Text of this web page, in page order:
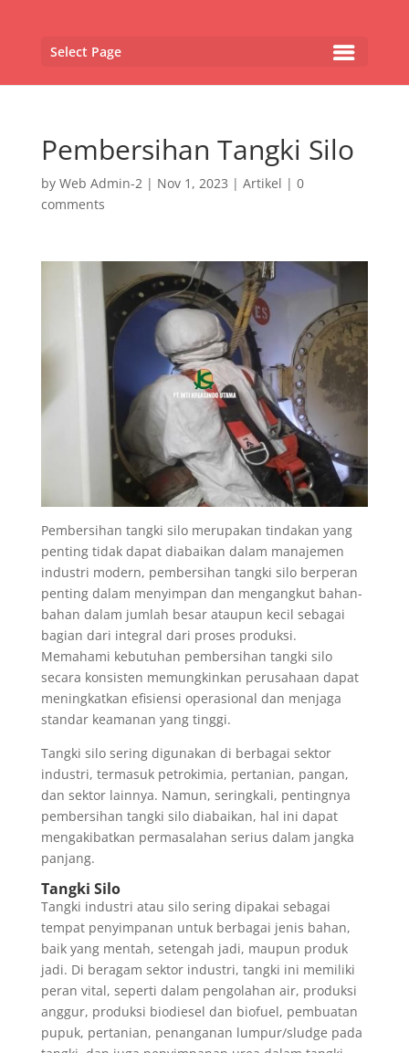
Select Page
Pembersihan Tangki Silo
by Web Admin-2| Nov 1, 2023 | Artikel | 0
comments
Pembersihan tangki silo merupakan tindakan yang
penting tidak dapat diabaikan dalam manajemen
industri modern, pembersihan tangki silo berperan
penting dalam menyimpan dan mengangkut bahan-
bahan dalam jumlah besar ataupun kecil sebagai
bagian dari integral dari proses produksi.
Memahami kebutuhan pembersihan tangki silo
secara konsisten memungkinkan perusahaan dapat
meningkatkan efisiensi operasional dan menjaga
standar keamanan yang tinggi.
Tangki silo sering digunakan di berbagai sektor
industri, termasuk petrokimia, pertanian, pangan,
dan sektor lainnya. Namun, seringkali, pentingnya
pembersihan tangki silo diabaikan, hal ini dapat
mengakibatkan permasalahan serius dalam jangka
panjang.
Tangki Silo
Tangki industri atau silo sering dipakai sebagai
tempat penyimpanan untuk berbagai jenis bahan,
baik yang mentah, setengah jadi, maupun produk
jadi. Di beragam sektor industri, tangki ini memiliki
peran vital, seperti dalam pengolahan air, produksi
anggur, produksi biodiesel dan biofuel, pembuatan
pupuk, pertanian, penanganan lumpur/sludge pada